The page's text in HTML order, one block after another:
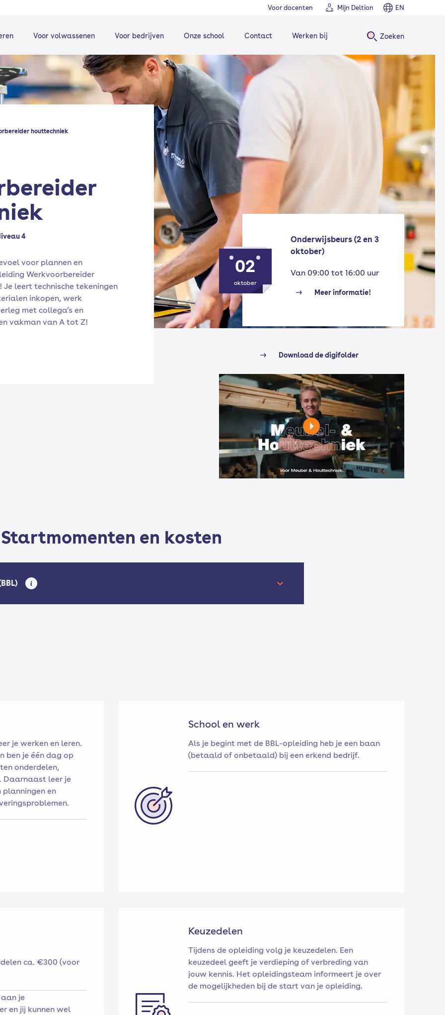
Voor docenten Mijn Deltion EN
Voor volwassenen Voor bedrijven Onze school Contact Werken bij Zoeken
houttechniek
4
voor plannen en
Werkvoorbereider
leert technische tekeningen
inkopen, werk
met collega’s en
vakman van A tot Z!
02
oktober
Onderwijsbeurs (2 en 3
oktober)
Van 09:00 tot 16:00 uur
Meer informatie!
Download de digifolder
Startmomenten en kosten
je werken en leren.
ben je één dag op
onderdelen,
Daarnaast leer je
en
School en werk
Als je begint met de BBL-opleiding heb je een baan
(betaald of onbetaald) bij een erkend bedrijf.
ca. €300 (voor
je
en jij kunnen wel
Keuzedelen
Tijdens de opleiding volg je keuzedelen. Een
keuzedeel geeft je verdieping of verbreding van
jouw kennis. Het opleidingsteam informeert je over
de mogelijkheden bij de start van je opleiding.